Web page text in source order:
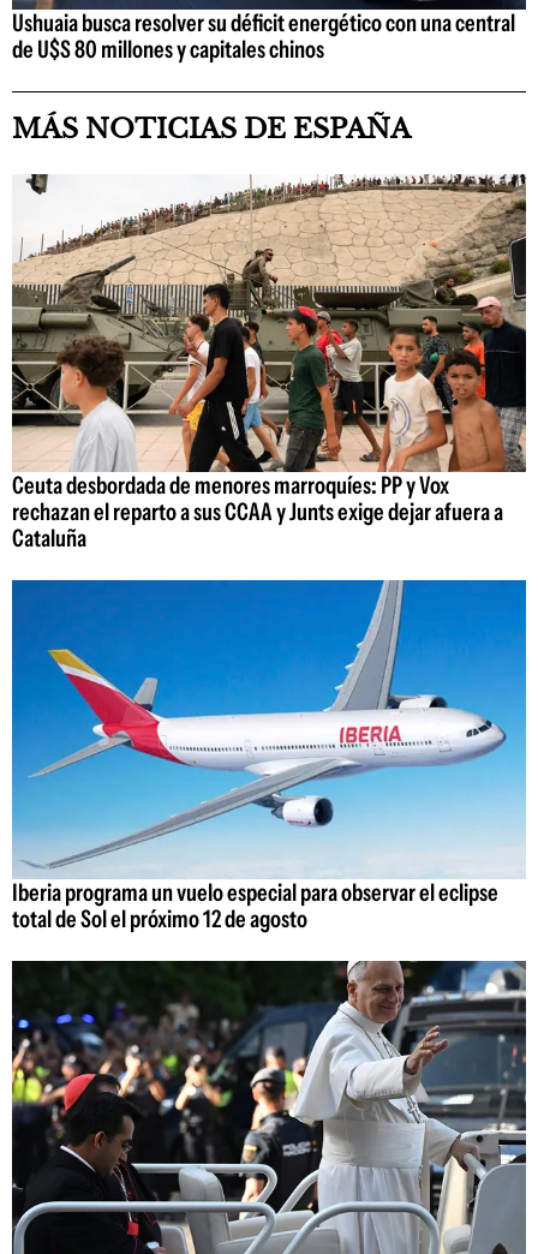
Ushuaia busca resolver su déficit energético con una central
de U$S 80 millones y capitales chinos
MÁS NOTICIAS DE ESPAÑA
Ceuta desbordada de menores marroquíes: PP y Vox
rechazan el reparto a sus CCAA y Junts exige dejar afuera a
Cataluña
Iberia programa un vuelo especial para observar el eclipse
total de Sol el próximo 12 de agosto